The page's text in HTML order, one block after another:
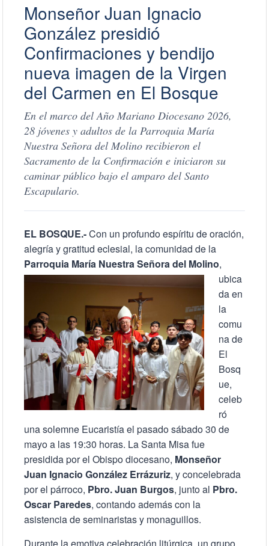
Monseñor Juan Ignacio
González presidió
Confirmaciones y bendijo
nueva imagen de la Virgen
del Carmen en El Bosque
En el marco del Año Mariano Diocesano 2026,
28 jóvenes y adultos de la Parroquia María
Nuestra Señora del Molino recibieron el
Sacramento de la Confirmación e iniciaron su
caminar público bajo el amparo del Santo
Escapulario.
EL BOSQUE.-Con un profundo espíritu de oración,
alegría y gratitud eclesial, la comunidad de la
Parroquia María Nuestra Señora del Molino,
ubica
da en
la
comu
na de
El
Bosq
ue,
celeb
ró
una solemne Eucaristía el pasado sábado 30 de
mayo a las 19:30 horas. La Santa Misa fue
presidida por el Obispo diocesano, Monseñor
Juan Ignacio González Errázuriz, y concelebrada
por el párroco, Pbro. Juan Burgos, junto al Pbro.
Oscar Paredes, contando además con la
asistencia de seminaristas y monaguillos.